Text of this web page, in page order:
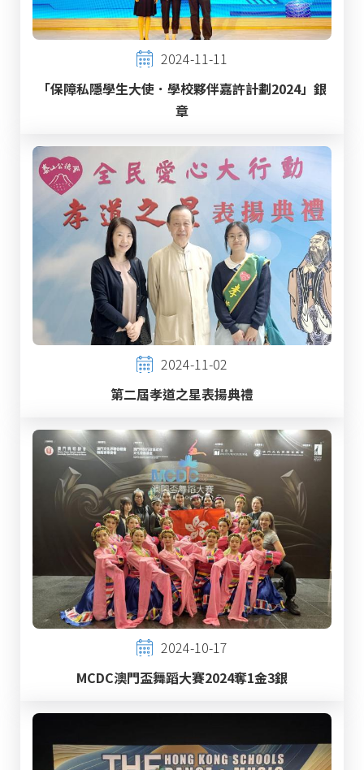
2024-11-11
「保障私隱學生大使．學校夥伴嘉許計劃2024」銀
章
2024-11-02
第二屆孝道之星表揚典禮
2024-10-17
MCDC澳門盃舞蹈大賽2024奪1金3銀